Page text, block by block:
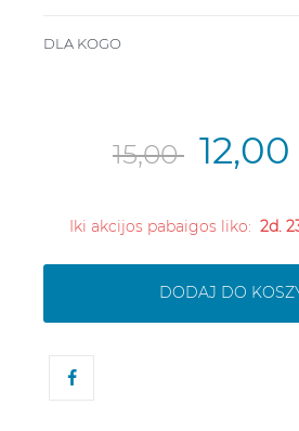
DLA KOGO
15,00 12,00
Iki akcijos pabaigos liko: 2d.
DODAJ DO